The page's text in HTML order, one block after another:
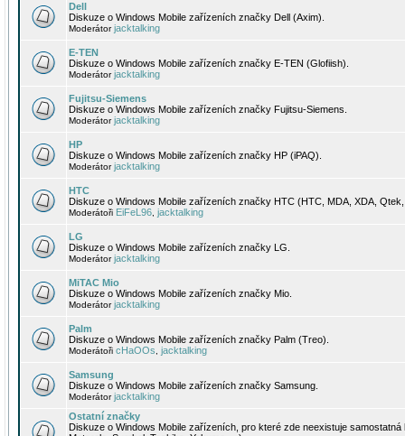
Dell
Diskuze o Windows Mobile zařízeních značky Dell (Axim).
Moderátorjacktalking
E-TEN
Diskuze o Windows Mobile zařízeních značky E-TEN (Glofiish).
Moderátorjacktalking
Fujitsu-Siemens
Diskuze o Windows Mobile zařízeních značky Fujitsu-Siemens.
Moderátorjacktalking
HP
Diskuze o Windows Mobile zařízeních značky HP (iPAQ).
Moderátorjacktalking
HTC
Diskuze o Windows Mobile zařízeních značky HTC (HTC, MDA, XDA,
Moderátoři EiFeL96 jacktalking
LG
Diskuze o Windows Mobile zařízeních značky LG.
Moderátorjacktalking
MiTAC Mio
Diskuze o Windows Mobile zařízeních značky Mio.
Moderátorjacktalking
Palm
Diskuze o Windows Mobile zařízeních značky Palm (Treo).
Moderátoři cHaOOs jacktalking
Samsung
Diskuze o Windows Mobile zařízeních značky Samsung.
Moderátorjacktalking
Ostatní značky
Diskuze o Windows Mobile zařízeních, pro které zde neexistuje